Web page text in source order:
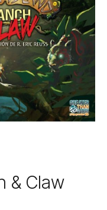
& Claw